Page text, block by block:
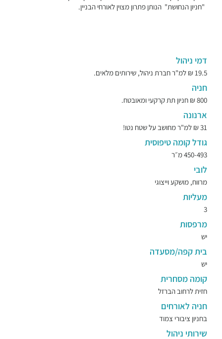
"חניון הנחושת" הנותן פתרון מצוין לאורחי הבניין.
דמי ניהול
19.5 ₪ למ"ר חברת ניהול, שירותים מלאים.
חניה
800 ₪ חניון תת קרקעי ומאובטח.
ארנונה
31 ₪ למ"ר מחושב על שטח נטו!
גודל קומה טיפוסית
450-493 מ״ר
לובי
מרווח, מושקע וייצוגי
מעליות
3
מרפסות
יש
בית קפה/מסעדה
יש
קומה מסחרית
חזית לרחוב הברזל
חניה לאורחים
בחניון ציבורי צמוד
שירותי ניהול